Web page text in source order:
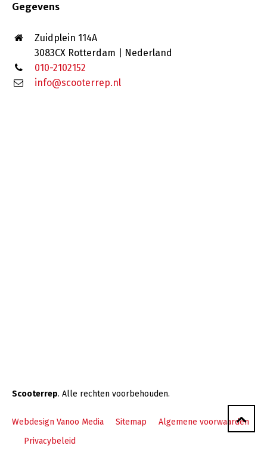
Gegevens
Zuidplein 114A
3083CX Rotterdam | Nederland
010-2102152
info@scooterrep.nl
Scooterrep. Alle rechten voorbehouden.
Webdesign Vanoo Media Sitemap
Algemene voorwaarden
Privacybeleid